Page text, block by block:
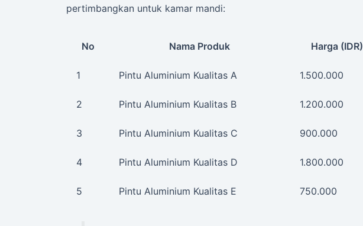
pertimbangkan untuk kamar mandi:
No Nama Produk Harga (IDR)
1 Pintu Aluminium Kualitas A 1.500.000
2 Pintu Aluminium Kualitas B 1.200.000
3 Pintu Aluminium Kualitas C 900.000
4 Pintu Aluminium Kualitas D 1.800.000
5 Pintu Aluminium Kualitas E 750.000